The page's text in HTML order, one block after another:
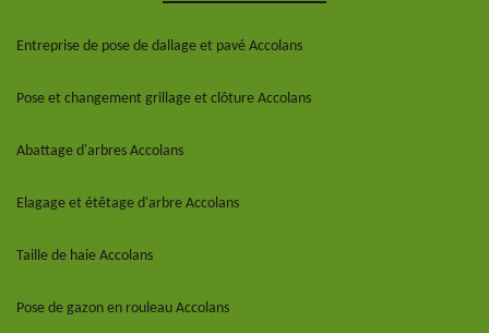
Entreprise de pose de dallage et pavé Accolans
Pose et changement grillage et clôture Accolans
Abattage d'arbres Accolans
Elagage et étêtage d'arbre Accolans
Taille de haie Accolans
Pose de gazon en rouleau Accolans